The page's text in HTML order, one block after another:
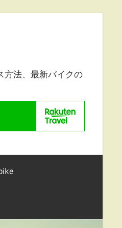
方法、最新バイクの